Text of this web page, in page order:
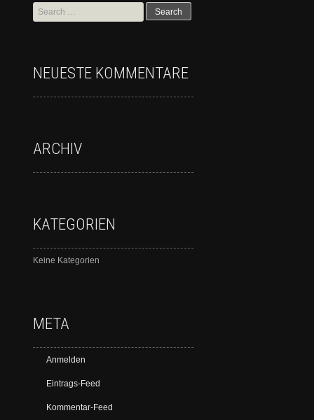
NEUESTE KOMMENTARE
ARCHIV
KATEGORIEN
Keine Kategorien
META
Anmelden
Eintrags-Feed
Kommentar-Feed